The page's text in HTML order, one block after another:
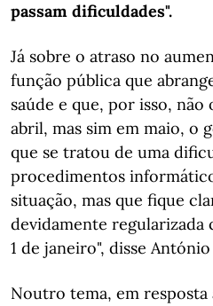
passam dificuldades".
Já sobre o atraso no
função pública que
saúde e que, por isso,
abril, mas sim em maio, o
que se tratou de uma
procedimentos
situação, mas que fique
devidamente
1 de janeiro", disse
Noutro tema, em